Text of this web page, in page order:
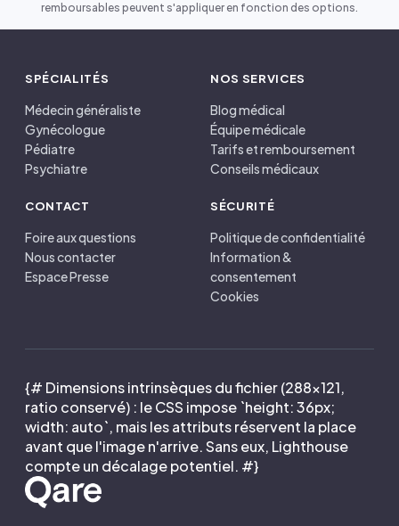
remboursables peuvent s'appliquer en fonction des options.
SPÉCIALITÉS
Médecin généraliste
Gynécologue
Pédiatre
Psychiatre
NOS SERVICES
Blog médical
Équipe médicale
Tarifs et remboursement
Conseils médicaux
CONTACT
Foire aux questions
Nous contacter
Espace Presse
SÉCURITÉ
Politique de confidentialité
Information &
consentement
Cookies
{# Dimensions intrinsèques du fichier (288×121,
ratio conservé) : le CSS impose `height: 36px;
width: auto`, mais les attributs réservent la place
avant que l'image n'arrive. Sans eux, Lighthouse
compte un décalage potentiel. #}